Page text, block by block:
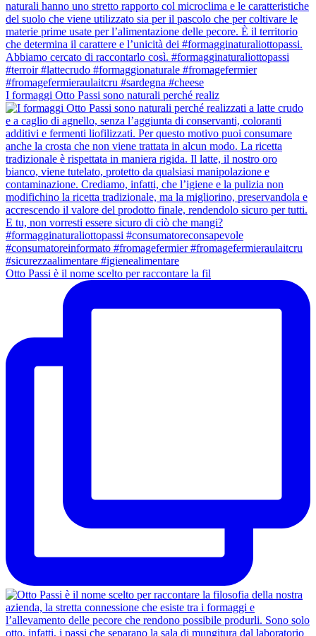
I formaggi Otto Passi sono naturali perché realiz
Otto Passi è il nome scelto per raccontare la fil